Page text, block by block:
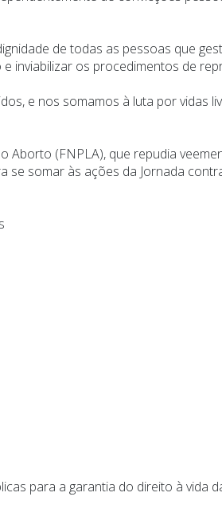
de todas as pessoas que
inviabilizar os procedimentos de
e nos somamos à luta por vidas
Aborto (FNPLA), que repudia
somar às ações da Jornada
para a garantia do direito à vida